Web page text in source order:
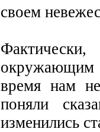
своем
окружающим
время нам
поняли
изменились